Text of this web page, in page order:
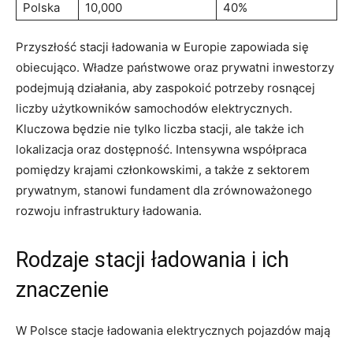
Polska 10,000 40%
Przyszłość stacji ładowania w Europie zapowiada ‌się
obiecująco. Władze państwowe⁤ oraz prywatni inwestorzy
podejmują działania, aby⁤ zaspokoić potrzeby rosnącej
liczby użytkowników samochodów elektrycznych.
⁢Kluczowa będzie nie tylko ⁤liczba stacji, ale także‍ ich
lokalizacja oraz ⁣dostępność. Intensywna współpraca
pomiędzy krajami członkowskimi, a także z sektorem
prywatnym, stanowi fundament‍ dla zrównoważonego​
rozwoju ‌infrastruktury ładowania.
Rodzaje stacji ładowania i ⁢ich
znaczenie
W Polsce stacje ‌ładowania elektrycznych pojazdów mają